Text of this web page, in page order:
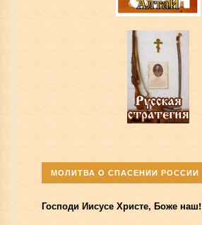
МОЛИТВА О СПАСЕНИИ РОССИИ
Господи Иисусе Христе, Боже наш!